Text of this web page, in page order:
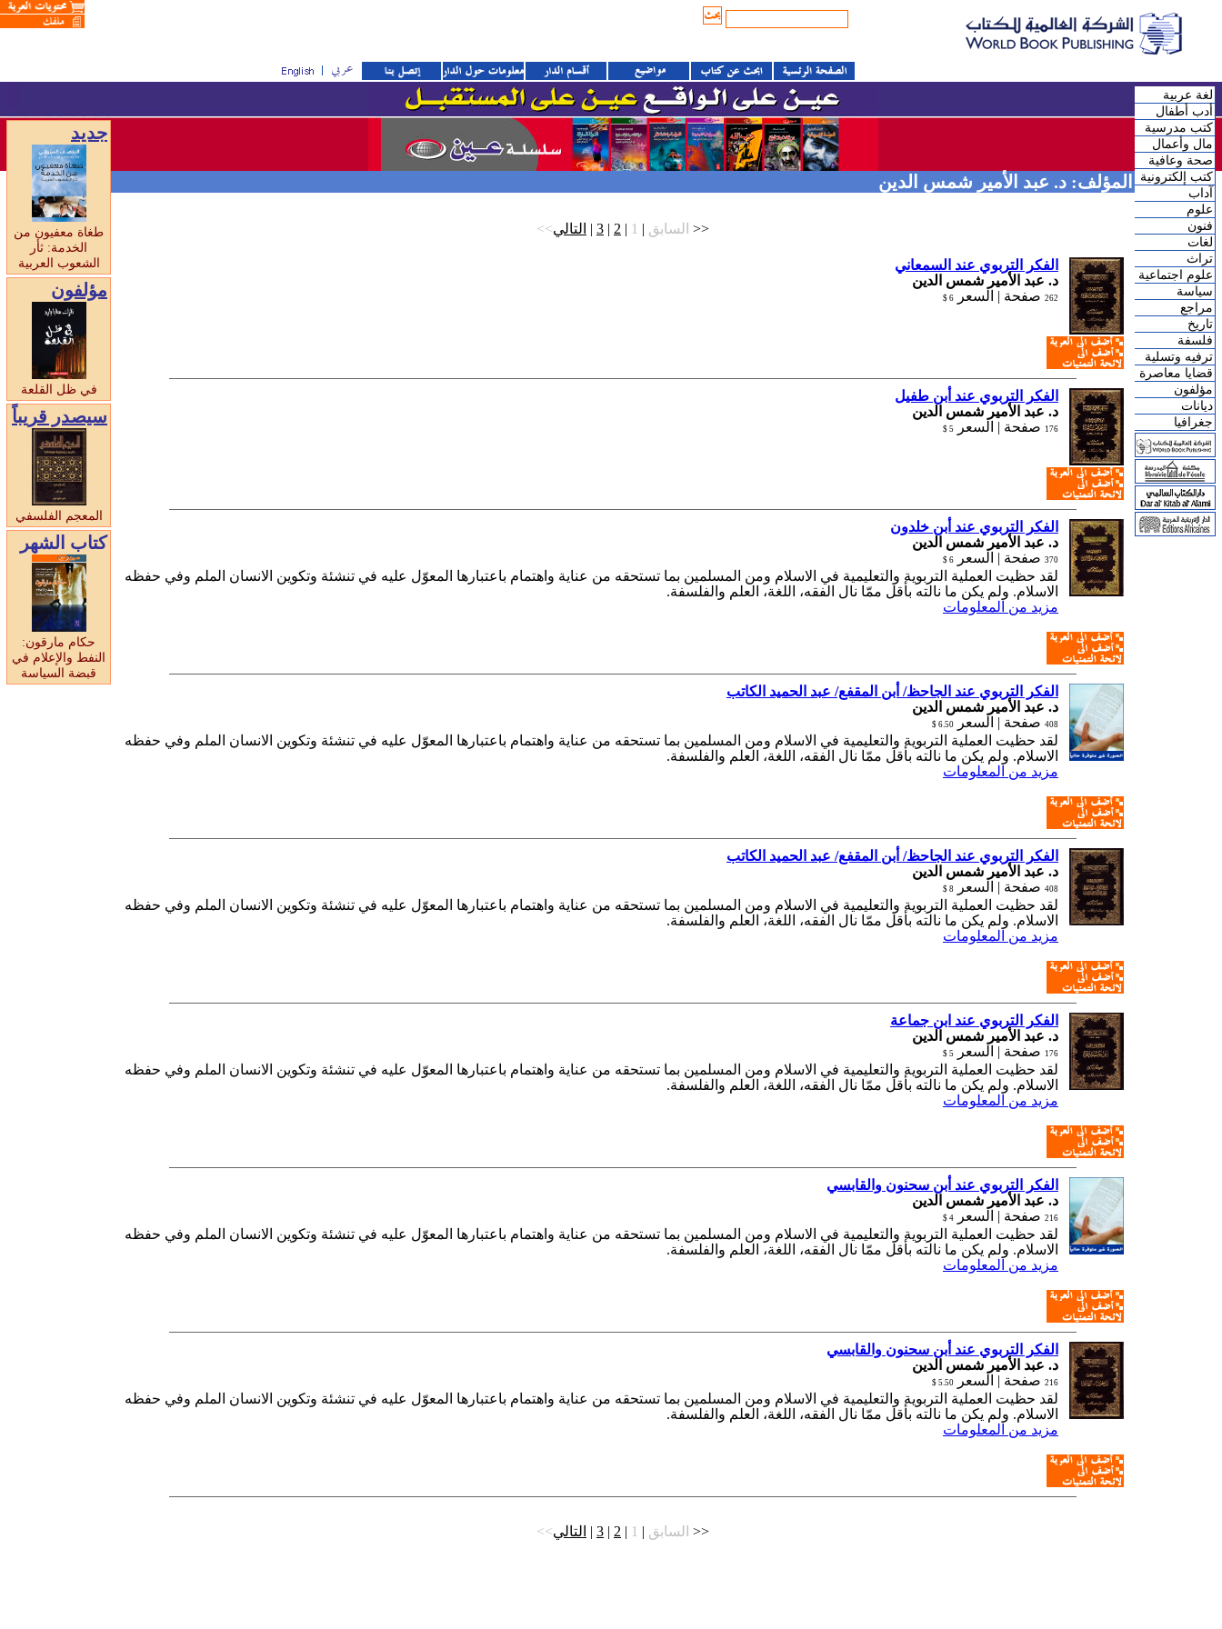
لغة عربية
أدب أطفال
كتب مدرسية
مال وأعمال
صحة وعافية
كتب إلكترونية
آداب
علوم
فنون
لغات
تراث
علوم اجتماعية
سياسة
مراجع
تاريخ
فلسفة
ترفيه وتسلية
قضايا معاصرة
مؤلفون
ديانات
جغرافيا
المؤلف: د. عبد الأمير شمس الدين
<<السابق |
1
|
2
|
3
| التالي >>
الفكر التربوي عند السمعاني
د. عبد الأمير شمس الدين
262 صفحة | السعر 6 $
الفكر التربوي عند أبن طفيل
د. عبد الأمير شمس الدين
176 صفحة | السعر 5 $
الفكر التربوي عند أبن خلدون
د. عبد الأمير شمس الدين
370 صفحة | السعر 6 $
لقد حظيت العملية التربوية والتعليمية في الاسلام ومن المسلمين بما تستحقه من عناية واهتمام باعتبارها المعوّل عليه في تنشئة وتكوين الانسان الملم وفي حفظه
الاسلام. ولم يكن ما نالته بأقل ممّا نال الفقه، اللغة، العلم والفلسفة.
مزيد من المعلومات
الفكر التربوي عند الجاحظ/ أبن المقفع/ عبد الحميد الكاتب
د. عبد الأمير شمس الدين
408 صفحة | السعر 6.50 $
لقد حظيت العملية التربوية والتعليمية في الاسلام ومن المسلمين بما تستحقه من عناية واهتمام باعتبارها المعوّل عليه في تنشئة وتكوين الانسان الملم وفي حفظه
الاسلام. ولم يكن ما نالته بأقل ممّا نال الفقه، اللغة، العلم والفلسفة.
مزيد من المعلومات
الفكر التربوي عند الجاحظ/ أبن المقفع/ عبد الحميد الكاتب
د. عبد الأمير شمس الدين
408 صفحة | السعر 8 $
لقد حظيت العملية التربوية والتعليمية في الاسلام ومن المسلمين بما تستحقه من عناية واهتمام باعتبارها المعوّل عليه في تنشئة وتكوين الانسان الملم وفي حفظه
الاسلام. ولم يكن ما نالته بأقل ممّا نال الفقه، اللغة، العلم والفلسفة.
مزيد من المعلومات
الفكر التربوي عند ابن جماعة
د. عبد الأمير شمس الدين
176 صفحة | السعر 5 $
لقد حظيت العملية التربوية والتعليمية في الاسلام ومن المسلمين بما تستحقه من عناية واهتمام باعتبارها المعوّل عليه في تنشئة وتكوين الانسان الملم وفي حفظه
الاسلام. ولم يكن ما نالته بأقل ممّا نال الفقه، اللغة، العلم والفلسفة.
مزيد من المعلومات
الفكر التربوي عند أبن سحنون والقابسي
د. عبد الأمير شمس الدين
216 صفحة | السعر 4 $
لقد حظيت العملية التربوية والتعليمية في الاسلام ومن المسلمين بما تستحقه من عناية واهتمام باعتبارها المعوّل عليه في تنشئة وتكوين الانسان الملم وفي حفظه
الاسلام. ولم يكن ما نالته بأقل ممّا نال الفقه، اللغة، العلم والفلسفة.
مزيد من المعلومات
الفكر التربوي عند أبن سحنون والقابسي
د. عبد الأمير شمس الدين
216 صفحة | السعر 5.50 $
لقد حظيت العملية التربوية والتعليمية في الاسلام ومن المسلمين بما تستحقه من عناية واهتمام باعتبارها المعوّل عليه في تنشئة وتكوين الانسان الملم وفي حفظه
الاسلام. ولم يكن ما نالته بأقل ممّا نال الفقه، اللغة، العلم والفلسفة.
مزيد من المعلومات
<<السابق |
1
|
2
|
3
| التالي >>
جديد
طغاة معفيون من
الخدمة: ثأر
الشعوب العربية
مؤلفون
في ظل القلعة
سيصدر قريبا
المعجم الفلسفي
كتاب الشهر
حكام مارقون:
النفط والإعلام في
قبضة السياسة